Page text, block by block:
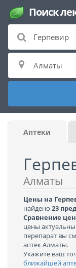
Поиск
Аптеки
Алматы
Цены на
найдено 23
Сравнение цен
цены
перепарат вы
аптек Алматы.
Укажите ваш
ближайшей